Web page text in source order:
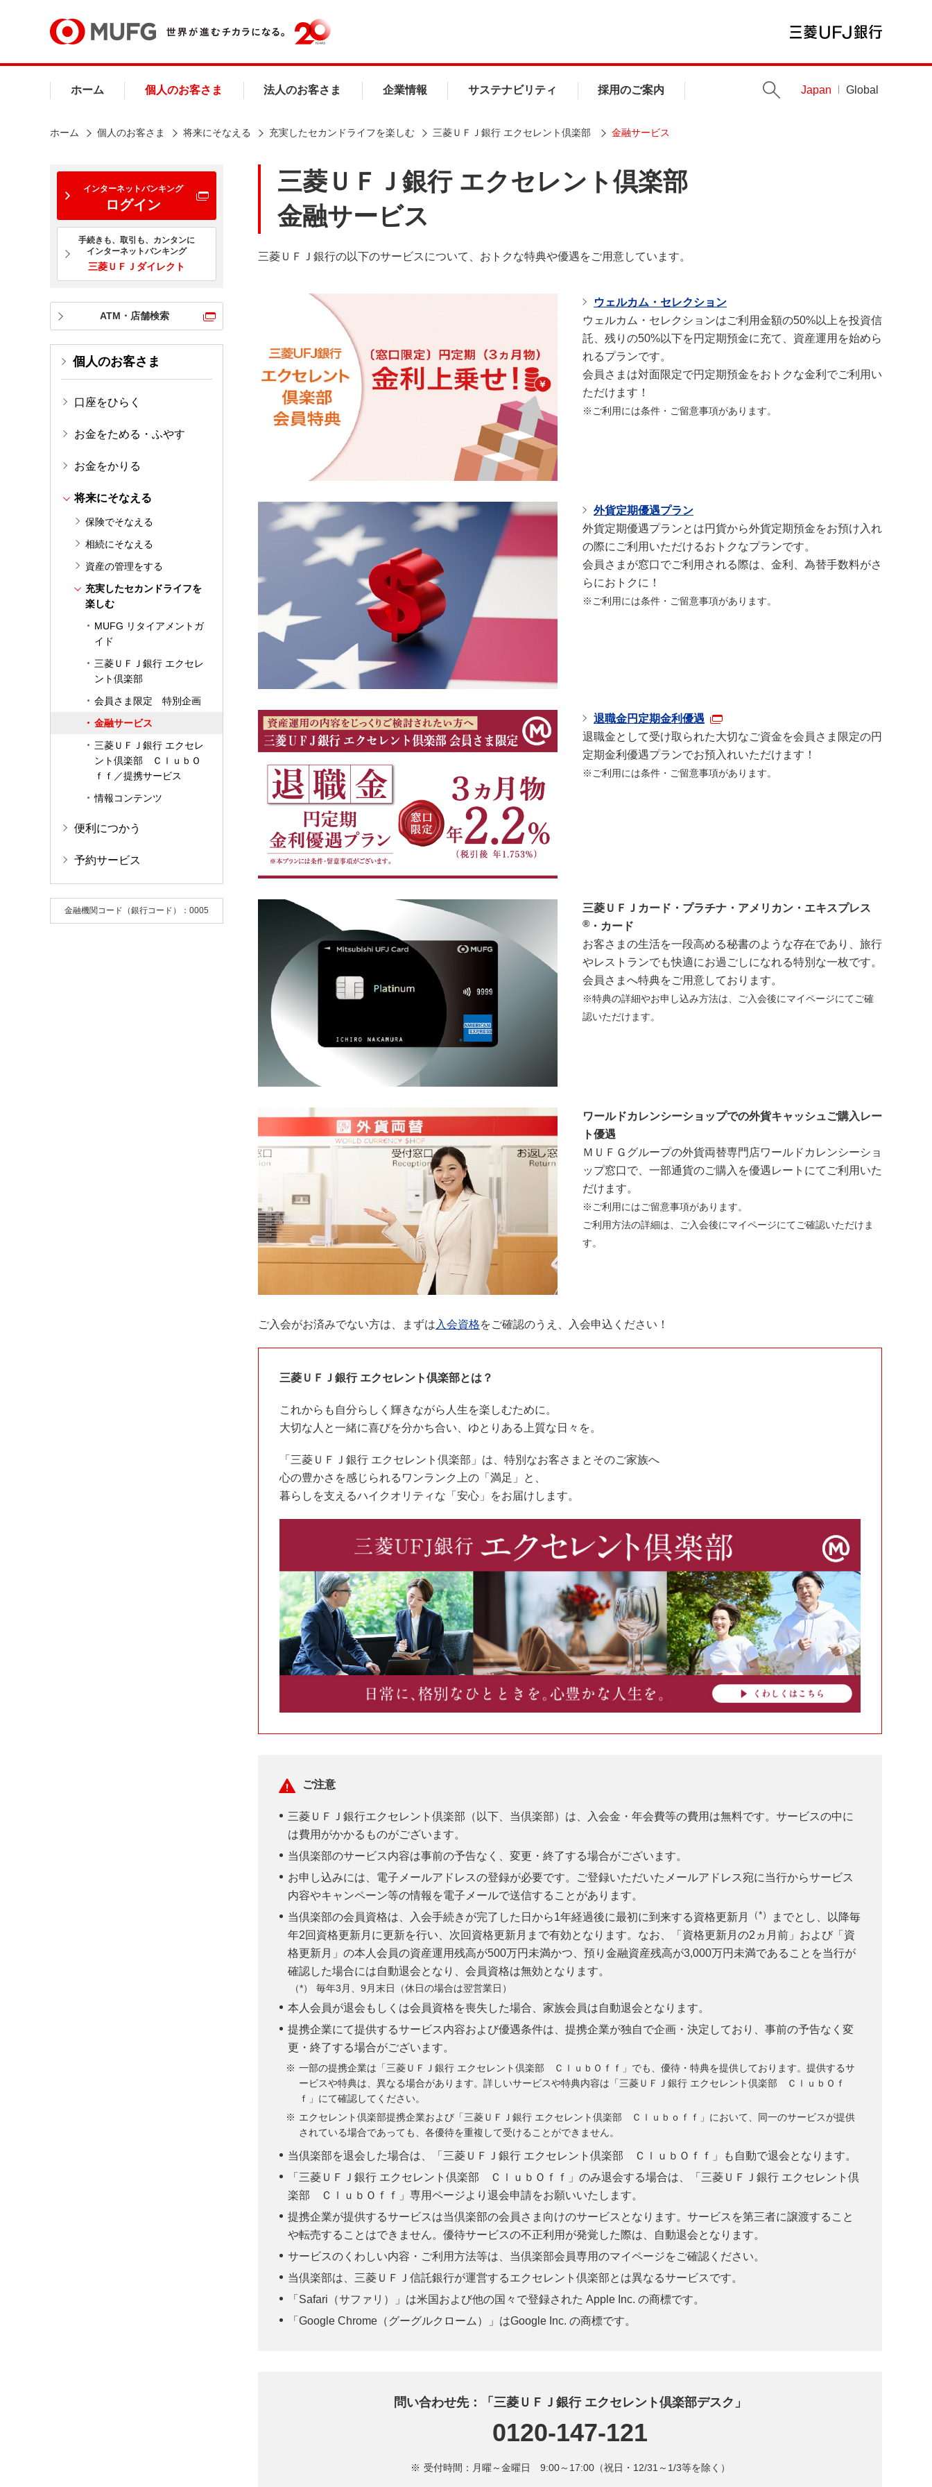
ホーム 個人のお客さま 法人のお客さま 企業情報 サステナビリティ 採用のご案内 Japan Global
ホーム 個人のお客さま 将来にそなえる 充実したセカンドライフを楽しむ 三菱ＵＦＪ銀行 エクセレント倶楽部 金融サービス
インターネットバンキング
ログイン
手続きも、取引も、カンタンに
インターネットバンキング
三菱ＵＦＪダイレクト
ATM・店舗検索
個人のお客さま
口座をひらく
お金をためる・ふやす
お金をかりる
将来にそなえる
保険でそなえる
相続にそなえる
資産の管理をする
充実したセカンドライフを
楽しむ
MUFG リタイアメントガ
イド
三菱ＵＦＪ銀行 エクセレ
ント倶楽部
会員さま限定 特別企画
金融サービス
三菱ＵＦＪ銀行 エクセレ
ント倶楽部 ＣｌｕｂＯ
ｆｆ／提携サービス
情報コンテンツ
便利につかう
予約サービス
金融機関コード（銀行コード）：0005
三菱ＵＦＪ銀行 エクセレント倶楽部
金融サービス
三菱ＵＦＪ銀行の以下のサービスについて、おトクな特典や優遇をご用意しています。
ウェルカム・セレクション
ウェルカム・セレクションはご利用金額の50%以上を投資信
託、残りの50%以下を円定期預金に充て、資産運用を始めら
れるプランです。
会員さまは対面限定で円定期預金をおトクな金利でご利用い
ただけます！
※ご利用には条件・ご留意事項があります。
外貨定期優遇プラン
外貨定期優遇プランとは円貨から外貨定期預金をお預け入れ
の際にご利用いただけるおトクなプランです。
会員さまが窓口でご利用される際は、金利、為替手数料がさ
らにおトクに！
※ご利用には条件・ご留意事項があります。
退職金円定期金利優遇
退職金として受け取られた大切なご資金を会員さま限定の円
定期金利優遇プランでお預入れいただけます！
※ご利用には条件・ご留意事項があります。
三菱ＵＦＪカード・プラチナ・アメリカン・エキスプレス
® ・カード
お客さまの生活を一段高める秘書のような存在であり、旅行
やレストランでも快適にお過ごしになれる特別な一枚です。
会員さまへ特典をご用意しております。
※特典の詳細やお申し込み方法は、ご入会後にマイページにてご確
認いただけます。
ワールドカレンシーショップでの外貨キャッシュご購入レー
ト優遇
ＭＵＦＧグループの外貨両替専門店ワールドカレンシーショ
ップ窓口で、一部通貨のご購入を優遇レートにてご利用いた
だけます。
※ご利用にはご留意事項があります。
ご利用方法の詳細は、ご入会後にマイページにてご確認いただけま
す。
ご入会がお済みでない方は、まずは 入会資格をご確認のうえ、入会申込ください！
三菱ＵＦＪ銀行 エクセレント倶楽部とは？
これからも自分らしく輝きながら人生を楽しむために。
大切な人と一緒に喜びを分かち合い、ゆとりある上質な日々を。
「三菱ＵＦＪ銀行 エクセレント倶楽部」は、特別なお客さまとそのご家族へ
心の豊かさを感じられるワンランク上の「満足」と、
暮らしを支えるハイクオリティな「安心」をお届けします。
ご注意
三菱ＵＦＪ銀行エクセレント倶楽部（以下、当倶楽部）は、入会金・年会費等の費用は無料です。サービスの中に
は費用がかかるものがございます。
当倶楽部のサービス内容は事前の予告なく、変更・終了する場合がございます。
お申し込みには、電子メールアドレスの登録が必要です。ご登録いただいたメールアドレス宛に当行からサービス
内容やキャンペーン等の情報を電子メールで送信することがあります。
当倶楽部の会員資格は、入会手続きが完了した日から1年経過後に最初に到来する資格更新月
（*）
までとし、以降毎
年2回資格更新月に更新を行い、次回資格更新月まで有効となります。なお、「資格更新月の2ヵ月前」および「資
格更新月」の本人会員の資産運用残高が500万円未満かつ、預り金融資産残高が3,000万円未満であることを当行が
確認した場合には自動退会となり、会員資格は無効となります。
毎年3月、9月末日（休日の場合は翌営業日）
本人会員が退会もしくは会員資格を喪失した場合、家族会員は自動退会となります。
提携企業にて提供するサービス内容および優遇条件は、提携企業が独自で企画・決定しており、事前の予告なく変
更・終了する場合がございます。
一部の提携企業は「三菱ＵＦＪ銀行 エクセレント倶楽部 ＣｌｕｂＯｆｆ」でも、優待・特典を提供しております。提供するサ
ービスや特典は、異なる場合があります。詳しいサービスや特典内容は「三菱ＵＦＪ銀行 エクセレント倶楽部 ＣｌｕｂＯｆ
ｆ」にて確認してください。
エクセレント倶楽部提携企業および「三菱ＵＦＪ銀行 エクセレント倶楽部 Ｃｌｕｂｏｆｆ」において、同一のサービスが提供
されている場合であっても、各優待を重複して受けることができません。
当倶楽部を退会した場合は、「三菱ＵＦＪ銀行 エクセレント倶楽部 ＣｌｕｂＯｆｆ」も自動で退会となります。
「三菱ＵＦＪ銀行 エクセレント倶楽部 ＣｌｕｂＯｆｆ」のみ退会する場合は、「三菱ＵＦＪ銀行 エクセレント倶
楽部 ＣｌｕｂＯｆｆ」専用ページより退会申請をお願いいたします。
提携企業が提供するサービスは当倶楽部の会員さま向けのサービスとなります。サービスを第三者に譲渡すること
や転売することはできません。優待サービスの不正利用が発覚した際は、自動退会となります。
サービスのくわしい内容・ご利用方法等は、当倶楽部会員専用のマイページをご確認ください。
当倶楽部は、三菱ＵＦＪ信託銀行が運営するエクセレント倶楽部とは異なるサービスです。
「Safari（サファリ）」は米国および他の国々で登録された Apple Inc. の商標です。
「Google Chrome（グーグルクローム）」はGoogle Inc. の商標です。
問い合わせ先：「三菱ＵＦＪ銀行 エクセレント倶楽部デスク」
0120-147-121
受付時間：月曜～金曜日 9:00～17:00（祝日・12/31～1/3等を除く）